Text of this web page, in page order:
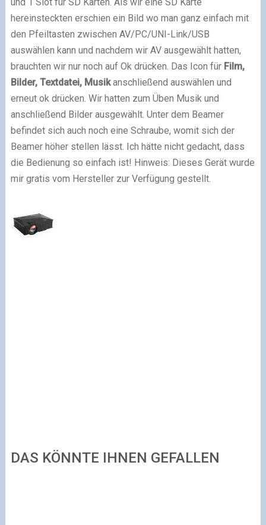
hereinsteckten erschien ein Bild wo man ganz einfach mit
den Pfeiltasten zwischen AV/PC/UNI-Link/USB
auswählen kann und nachdem wir AV ausgewählt hatten,
brauchten wir nur noch auf Ok drücken. Das Icon für Film,
Bilder, Textdatei, Musikanschließend auswählen und
erneut ok drücken. Wir hatten zum Üben Musik und
anschließend Bilder ausgewählt. Unter dem Beamer
befindet sich auch noch eine Schraube, womit sich der
Beamer höher stellen lässt. Ich hätte nicht gedacht, dass
die Bedienung so einfach ist! Hinweis: Dieses Gerät wurde
mir gratis vom Hersteller zur Verfügung gestellt.
DAS KÖNNTE IHNEN GEFALLEN